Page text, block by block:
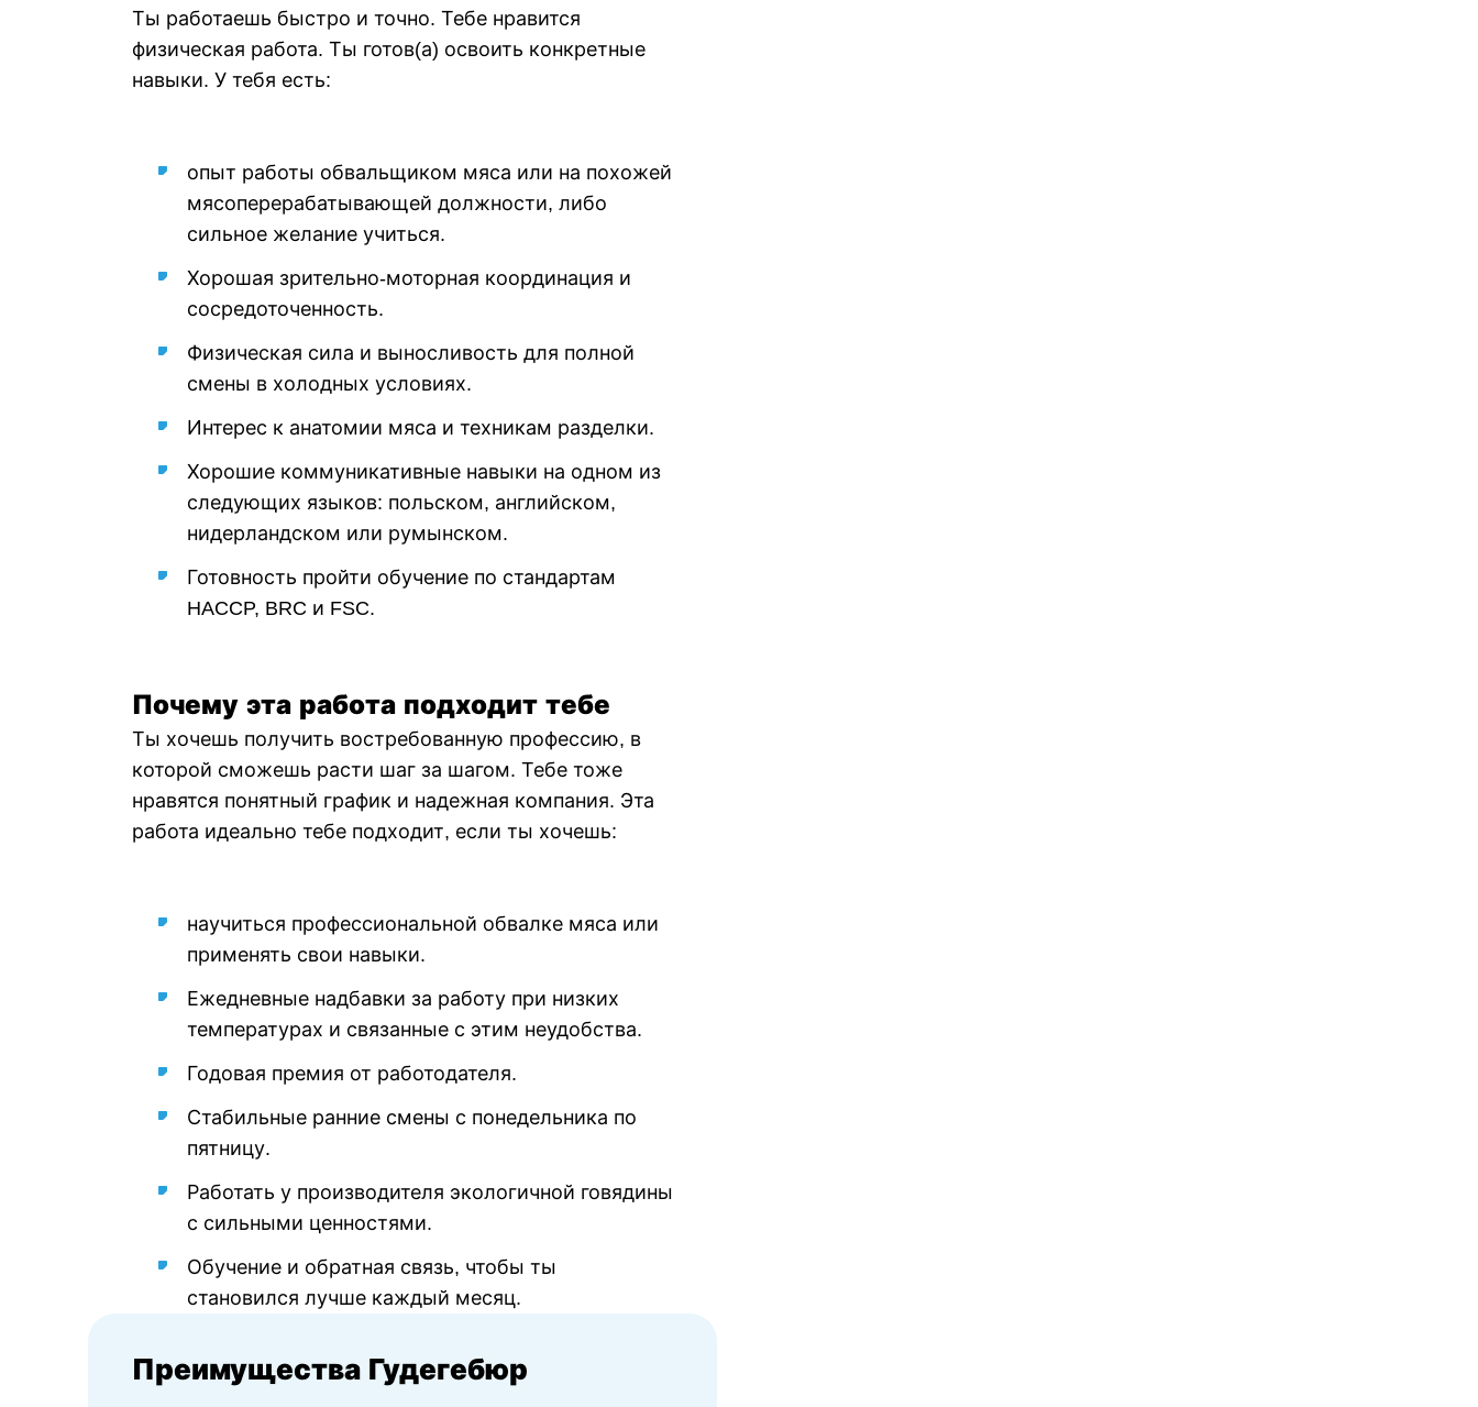
Ты работаешь быстро и точно. Тебе нравится
физическая работа. Ты готов(а) освоить конкретные
навыки. У тебя есть:
опыт работы обвальщиком мяса или на похожей
мясоперерабатывающей должности, либо
сильное желание учиться.
Хорошая зрительно-моторная координация и
сосредоточенность.
Физическая сила и выносливость для полной
смены в холодных условиях.
Интерес к анатомии мяса и техникам разделки.
Хорошие коммуникативные навыки на одном из
следующих языков: польском, английском,
нидерландском или румынском.
Готовность пройти обучение по стандартам
HACCP, BRC и FSC.
Почему эта работа подходит тебе
Ты хочешь получить востребованную профессию, в
которой сможешь расти шаг за шагом. Тебе тоже
нравятся понятный график и надежная компания. Эта
работа идеально тебе подходит, если ты хочешь:
научиться профессиональной обвалке мяса или
применять свои навыки.
Ежедневные надбавки за работу при низких
температурах и связанные с этим неудобства.
Годовая премия от работодателя.
Стабильные ранние смены с понедельника по
пятницу.
Работать у производителя экологичной говядины
с сильными ценностями.
Обучение и обратная связь, чтобы ты
становился лучше каждый месяц.
Преимущества Гудегебюр